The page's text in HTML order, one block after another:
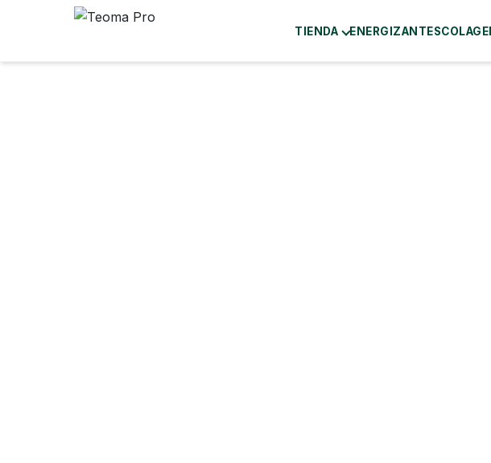
TIENDA ENERGIZANTES